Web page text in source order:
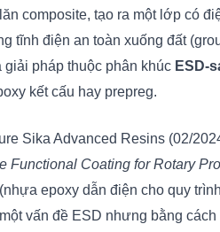
composite, tạo ra một lớp có
tĩnh điện an toàn xuống đất
giải pháp thuộc phân khúc ESD-
kết cấu hay prepreg.
Sika Advanced Resins (02/
Functional Coating for Rotary
epoxy dẫn điện cho quy
vấn đề ESD nhưng bằng